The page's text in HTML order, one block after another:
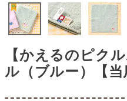
【かえるのピク
ル（ブルー）【当